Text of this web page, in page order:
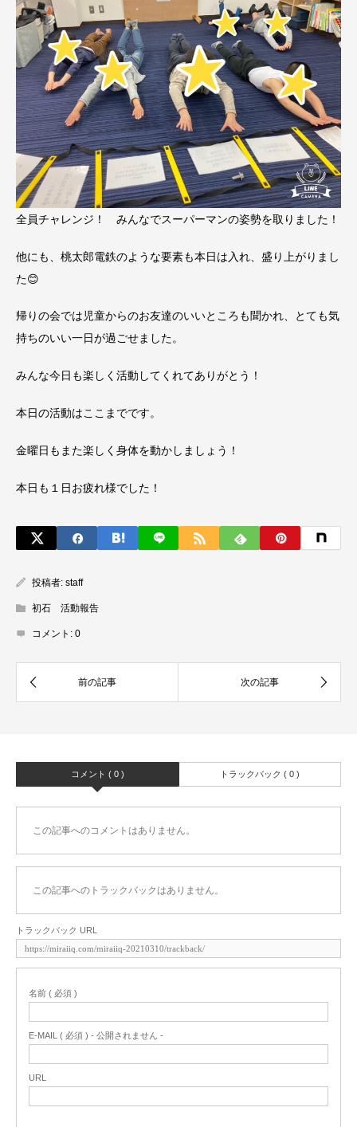
全員チャレンジ！ みんなでスーパーマンの姿勢を取りました！
他にも、桃太郎電鉄のような要素も本日は入れ、盛り上がりまし
た😊
帰りの会では児童からのお友達のいいところも聞かれ、とても気
持ちのいい一日が過ごせました。
みんな今日も楽しく活動してくれてありがとう！
本日の活動はここまでです。
金曜日もまた楽しく身体を動かしましょう！
本日も１日お疲れ様でした！
投稿者: staff
初石 活動報告
コメント: 0
コメント ( 0 ) トラックバック ( 0 )
この記事へのコメントはありません。
この記事へのトラックバックはありません。
トラックバック URL
名前 ( 必須 )
E-MAIL ( 必須 ) - 公開されません -
URL